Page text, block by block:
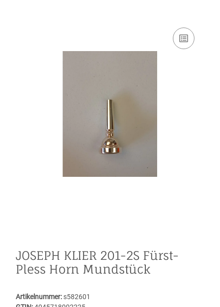
JOSEPH KLIER 201-2S Fürst-
Pless Horn Mundstück
Artikelnummer: s582601